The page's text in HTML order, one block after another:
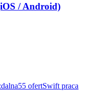
/ Android)
55 ofertSwift praca